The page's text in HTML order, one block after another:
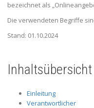
bezeichnet als
Die verwendeten Begriffe
Stand: 01.10.2024
Inhaltsübersicht
Einleitung
Verantwortlicher